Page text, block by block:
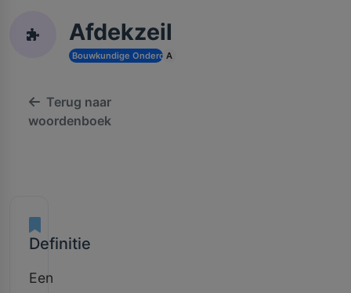
Afdekzeil
Bouwkundige Onderdelen en Toebehoren
A
Terug naar
woordenboek
Definitie
Een